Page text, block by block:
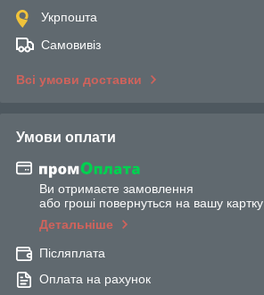
Укрпошта
Самовивіз
Всі умови доставки
Умови оплати
Ви отримаєте замовлення
або гроші повернуться на вашу картку
Детальніше
Післяплата
Оплата на рахунок